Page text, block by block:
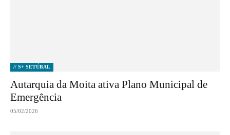
// S+ SETÚBAL
Autarquia da Moita ativa Plano Municipal de
Emergência
05/02/2026